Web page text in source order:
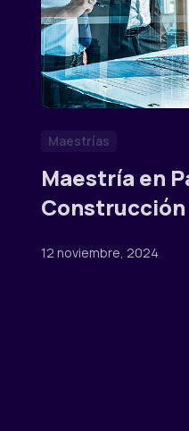
Maestrías
Maestría en
Construcción
12 noviembre, 2024